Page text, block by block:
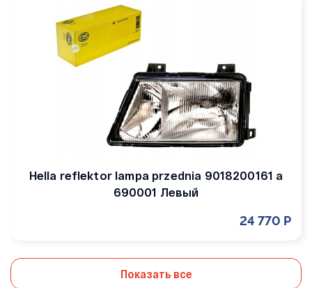
Hella reflektor lampa przednia 9018200161 a
690001 Левый
24 770 Р
Показать все